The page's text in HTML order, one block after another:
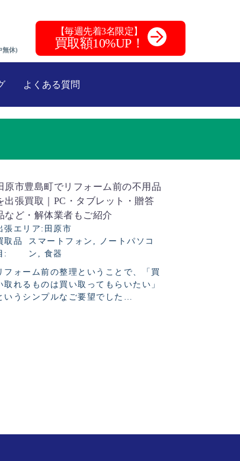
無休)
【毎週先着3名限定】
買取額10%UP！
よくある質問
原市豊島町でリフォーム前の不用品
出張買取｜PC・タブレット・贈答
など・解体業者もご紹介
張エリア
田原市
取品
スマートフォン, ノートパソコ
ン, 食器
フォーム前の整理ということで、「買
取れるものは買い取ってもらいたい」
いうシンプルなご要望でした…